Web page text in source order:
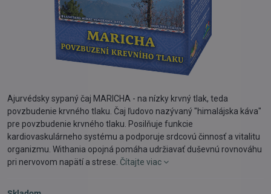
Ajurvédsky sypaný čaj MARICHA - na nízky krvný tlak, teda
povzbudenie krvného tlaku. Čaj ľudovo nazývaný "himalájska káva"
pre povzbudenie krvného tlaku. Posilňuje funkcie
kardiovaskulárneho systému a podporuje srdcovú činnosť a vitalitu
organizmu. Withania opojná pomáha udržiavať duševnú rovnováhu
pri nervovom napätí a strese. Čítajte viac